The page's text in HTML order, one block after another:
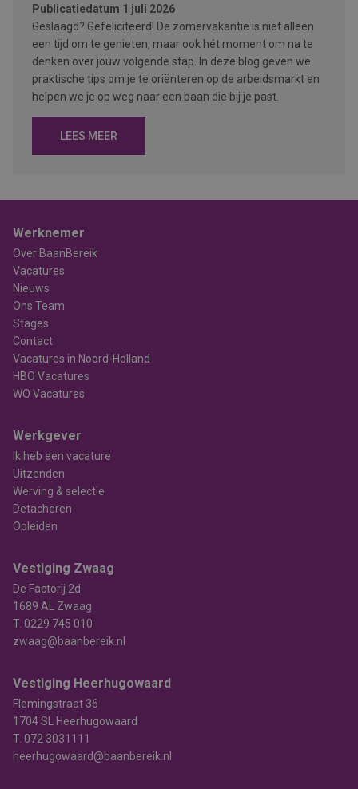
Publicatiedatum 1 juli 2026
Geslaagd? Gefeliciteerd! De zomervakantie is niet alleen
een tijd om te genieten, maar ook hét moment om na te
denken over jouw volgende stap. In deze blog geven we
praktische tips om je te oriënteren op de arbeidsmarkt en
helpen we je op weg naar een baan die bij je past.
LEES MEER
Werknemer
Over BaanBereik
Vacatures
Nieuws
Ons Team
Stages
Contact
Vacatures in Noord-Holland
HBO Vacatures
WO Vacatures
Werkgever
Ik heb een vacature
Uitzenden
Werving & selectie
Detacheren
Opleiden
Vestiging Zwaag
De Factorij 2d
1689 AL Zwaag
T. 0229 745 010
zwaag@baanbereik.nl
Vestiging Heerhugowaard
Flemingstraat 36
1704 SL Heerhugowaard
T. 072 3031111
heerhugowaard@baanbereik.nl